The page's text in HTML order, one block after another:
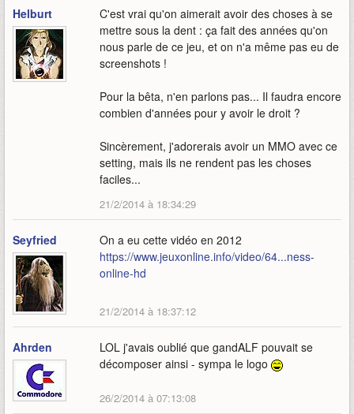
Helburt
C'est vrai qu'on aimerait avoir des choses à se
mettre sous la dent : ça fait des années qu'on
nous parle de ce jeu, et on n'a même pas eu de
screenshots !
Pour la bêta, n'en parlons pas... Il faudra encore
combien d'années pour y avoir le droit ?
Sincèrement, j'adorerais avoir un MMO avec ce
setting, mais ils ne rendent pas les choses
faciles...
21/2/2014 à 18:34:29
Seyfried
On a eu cette vidéo en 2012
https://www.jeuxonline.info/video/64...ness-
online-hd
21/2/2014 à 18:37:12
Ahrden
LOL j'avais oublié que gandALF pouvait se
décomposer ainsi - sympa le logo
26/2/2014 à 07:13:08